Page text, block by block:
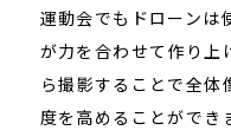
運動会でもドローンは
が力を合わせて作り上
ら撮影することで全
度を高めることができ